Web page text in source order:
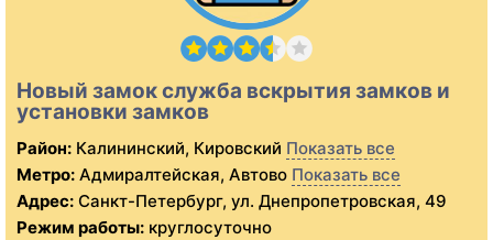
Новый замок служба вскрытия замков и
установки замков
Район: Калининский, Кировский Показать все
Метро: Адмиралтейская, Автово Показать все
Адрес: Санкт-Петербург, ул. Днепропетровская, 49
Режим работы: круглосуточно